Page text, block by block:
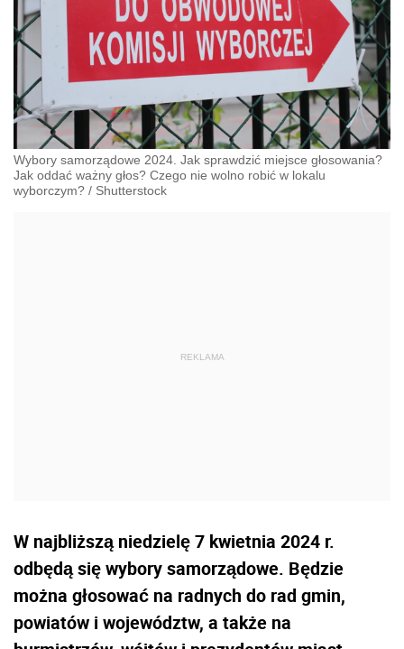
Wybory samorządowe 2024. Jak sprawdzić miejsce głosowania?
Jak oddać ważny głos? Czego nie wolno robić w lokalu
wyborczym? / Shutterstock
W najbliższą niedzielę 7 kwietnia 2024 r.
odbędą się wybory samorządowe. Będzie
można głosować na radnych do rad gmin,
powiatów i województw, a także na